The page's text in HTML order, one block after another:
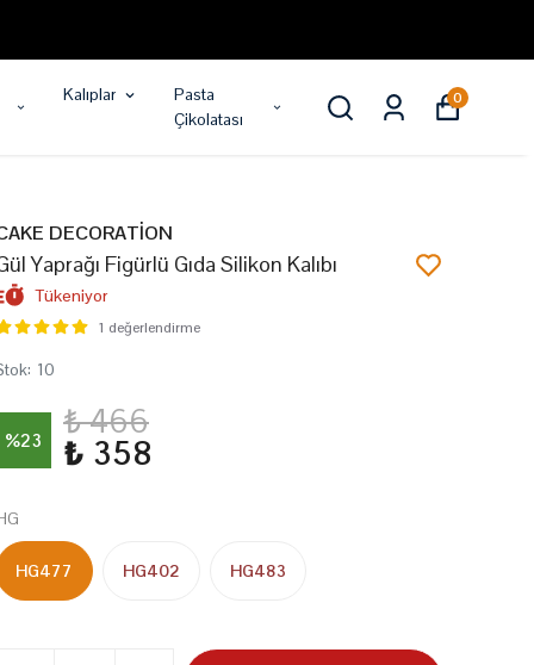
Kalıplar
Pasta
Çikolatası
0
DECORATİON
Yaprağı Figürlü Gıda Silikon Kalıbı
Tükeniyor
1 değerlendirme
: 10
%23 ₺ 466
₺ 358
HG477 HG402 HG483